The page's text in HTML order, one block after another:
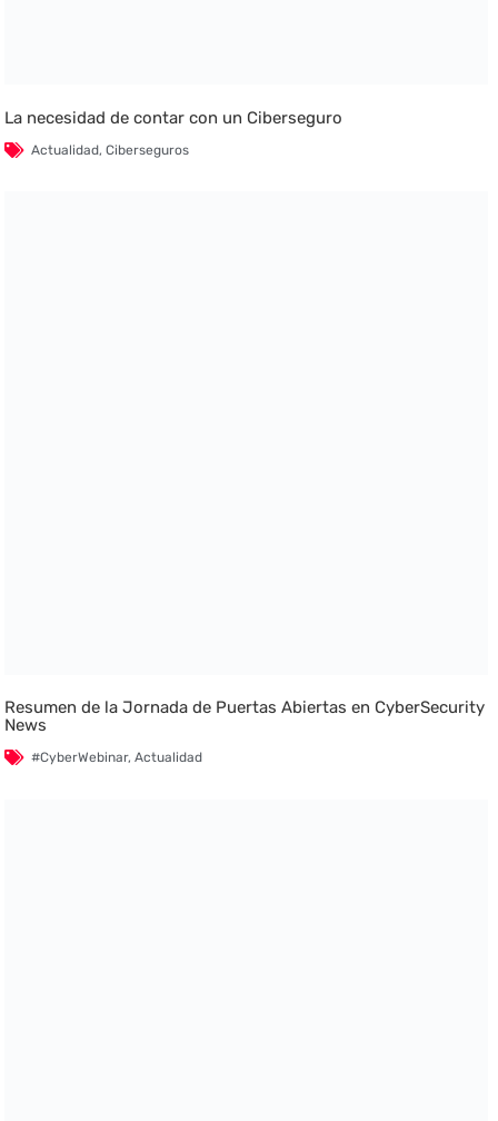
La necesidad de contar con un Ciberseguro
Actualidad,Ciberseguros
Resumen de la Jornada de Puertas Abiertas en CyberSecurity
News
#CyberWebinar,Actualidad